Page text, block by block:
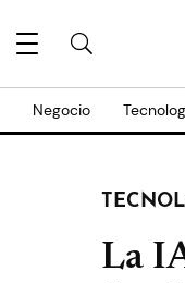
Negocio
La